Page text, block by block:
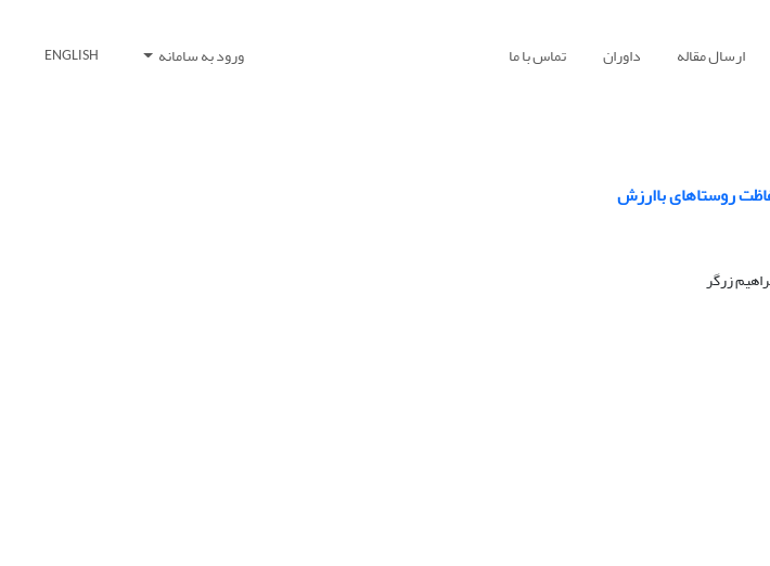
ارسال مقاله داوران تماس با ما ورود به سامانه ENGLISH
روستاهای باارزش
زرگر